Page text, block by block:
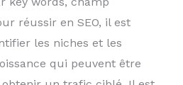
réussir en SEO, il est
les niches et les
qui peuvent être